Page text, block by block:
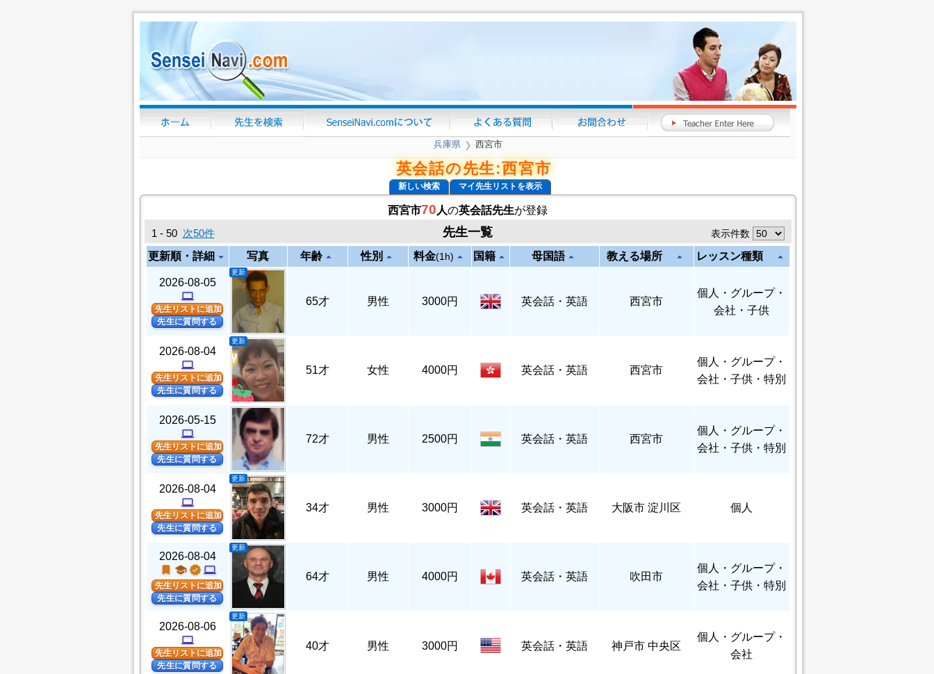
兵庫県 ❯ 西宮市
英会話の先生:西宮市
新しい検索 マイ先生リストを表示
西宮市70 人の英会話先生が登録
先生一覧
1 - 50 次50件 表示件数
更新順・詳細 arrow_drop_down 写真 年齢arrow_drop_up 性別 arrow_drop_up 料金(1h) arrow_drop_up 国籍arrow_drop_up 母国語arrow_drop_up 教える場所 arrow_drop_up レッスン種類 arrow_drop_up
2026-08-05
computer
先生リストに追加
先生に質問する
更新
65才 男性 3000円 英会話・英語 西宮市
個人
・グループ・
会社・子供
2026-08-04
computer
先生リストに追加
先生に質問する
更新
51才 女性 4000円 英会話・英語 西宮市
個人
・グループ・
会社・子供・特別
2026-05-15
computer
先生リストに追加
先生に質問する
72才 男性 2500円 英会話・英語 西宮市
個人
・グループ・
会社・子供・特別
2026-08-04
computer
先生リストに追加
先生に質問する
更新
34才 男性 3000円 英会話・英語 大阪市 淀川区 個人
2026-08-04
turned_in school verified computer
先生リストに追加
先生に質問する
更新
64才 男性 4000円 英会話・英語 吹田市
個人
・グループ・
会社・子供・特別
2026-08-06
computer
先生リストに追加
先生に質問する
更新
40才 男性 3000円 英会話・英語 神戸市 中央区
個人
・グループ・
会社